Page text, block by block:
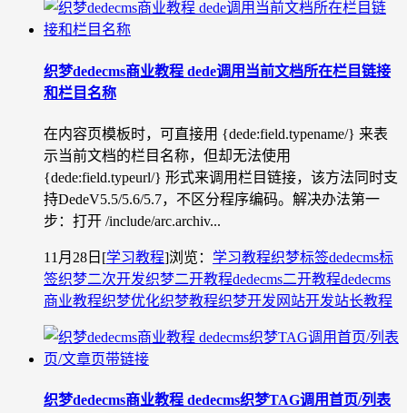
织梦dedecms商业教程 dede调用当前文档所在栏目链接
和栏目名称
在内容页模板时，可直接用 {dede:field.typename/} 来表
示当前文档的栏目名称，但却无法使用
{dede:field.typeurl/} 形式来调用栏目链接，该方法同时支
持DedeV5.5/5.6/5.7，不区分程序编码。解决办法第一
步：打开 /include/arc.archiv...
11月28日 [学习教程]浏览： 学习教程织梦标签dedecms标
签织梦二次开发织梦二开教程dedecms二开教程dedecms
商业教程织梦优化织梦教程织梦开发 网站开发站长教程
织梦dedecms商业教程 dedecms织梦TAG调用首页/列表